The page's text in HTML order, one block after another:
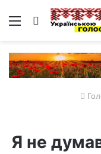
Меню Пошук
Я не